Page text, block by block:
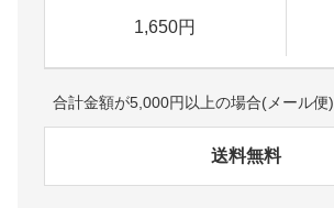
1,650円
合計金額が5,000円以上の場合(メール便)
送料無料